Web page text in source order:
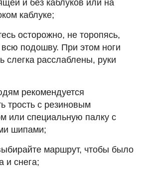
и без каблуков или на
каблуке;
осторожно, не торопясь,
всю подошву. При этом ноги
слегка расслаблены, руки
рекомендуется
трость с резиновым
или специальную палку с
шипами;
маршрут, чтобы было
и снега;